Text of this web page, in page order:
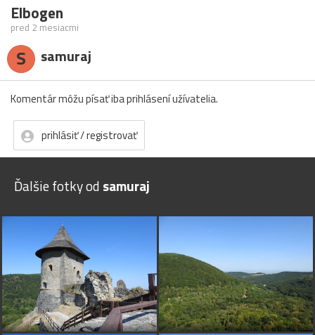
Elbogen
pred 2 mesiacmi
S samuraj
Komentár môžu písať iba prihlásení užívatelia.
prihlásiť / registrovať
Ďalšie fotky od samuraj